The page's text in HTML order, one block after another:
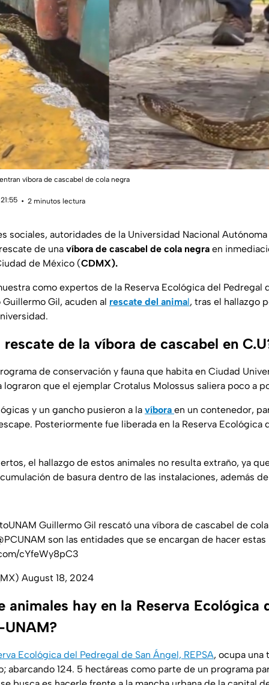
víbora de cascabel de cola negra
2 minutos lectura
sociales, autoridades de la Universidad Nacional
de una víbora de cascabel de cola negra en
de México (CDMX).
como expertos de la Reserva Ecológica del Pedregal
Gil, acuden al rescate del animal, tras el hallazgo
de la víbora de cascabel en
de conservación y fauna que habita en Ciudad
lograron que el ejemplar Crotalus Molossus saliera poco a
y un gancho pusieron a la víbora en un contenedor,
Posteriormente fue liberada en la Reserva Ecológica
el hallazgo de estos animales no resulta extraño, ya
de basura dentro de las instalaciones, además
Guillermo Gil rescató una víbora de cascabel de
son las entidades que se encargan de hacer
cYfeWy8pC3
August 18, 2024
animales hay en la Reserva Ecológica
Ecológica del Pedregal de San Ángel, REPSA, ocupa una
abarcando 124. 5 hectáreas como parte de un programa